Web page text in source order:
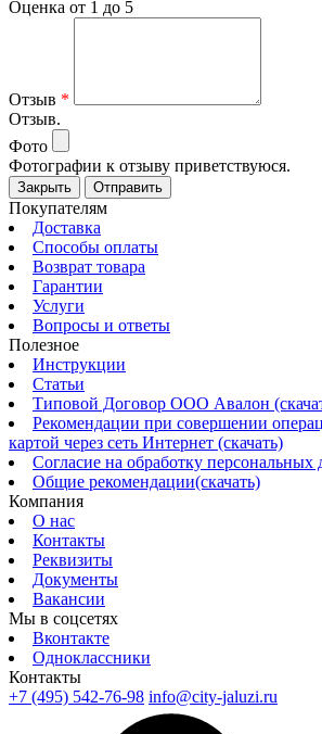
Оценка от 1 до 5
Отзыв *
Отзыв.
Фото
Фотографии к отзыву приветствуюся.
Закрыть Отправить
Покупателям
Доставка
Способы оплаты
Возврат товара
Гарантии
Услуги
Вопросы и ответы
Полезное
Инструкции
Статьи
Типовой Договор ООО Авалон
Рекомендации при совершении
картой через сеть Интернет (скачать)
Согласие на обработку персональных
Общие рекомендации(скачать)
Компания
О нас
Контакты
Реквизиты
Документы
Вакансии
Мы в соцсетях
Вконтакте
Одноклассники
Контакты
+7 (495) 542-76-98 info@city-jaluzi.ru